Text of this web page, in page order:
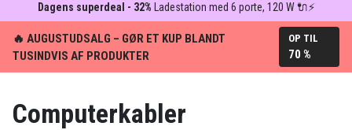
Dagens superdeal - 32% Ladestation med 6 porte, 120 W 🔌⚡
🔥 AUGUSTUDSALG – GØR ET KUP BLANDT
TUSINDVIS AF PRODUKTER
OP TIL
70 %
Computerkabler